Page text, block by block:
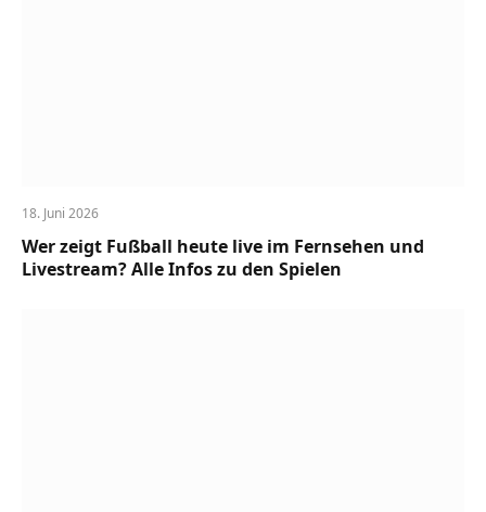
18. Juni 2026
Wer zeigt Fußball heute live im Fernsehen und
Livestream? Alle Infos zu den Spielen